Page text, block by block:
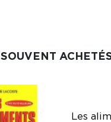
SOUVENT
Les